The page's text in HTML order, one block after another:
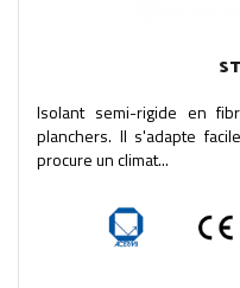
Isolant semi-rigide en
planchers. Il s'adapte
procure un climat...